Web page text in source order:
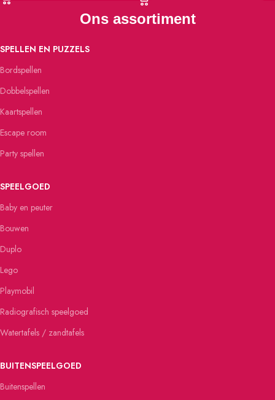
Ons assortiment
SPELLEN EN PUZZELS
Bordspellen
Dobbelspellen
Kaartspellen
Escape room
Party spellen
SPEELGOED
Baby en peuter
Bouwen
Duplo
Lego
Playmobil
Radiografisch speelgoed
Watertafels / zandtafels
BUITENSPEELGOED
Buitenspellen